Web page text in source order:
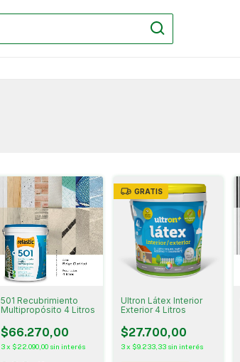
501 Recubrimiento
Multipropósito 4 Litros
$66.270,00
3x $22.090,00 sin interés
GRATIS
Ultron Látex Interior
Exterior 4 Litros
$27.700,00
3x $9.233,33 sin interés